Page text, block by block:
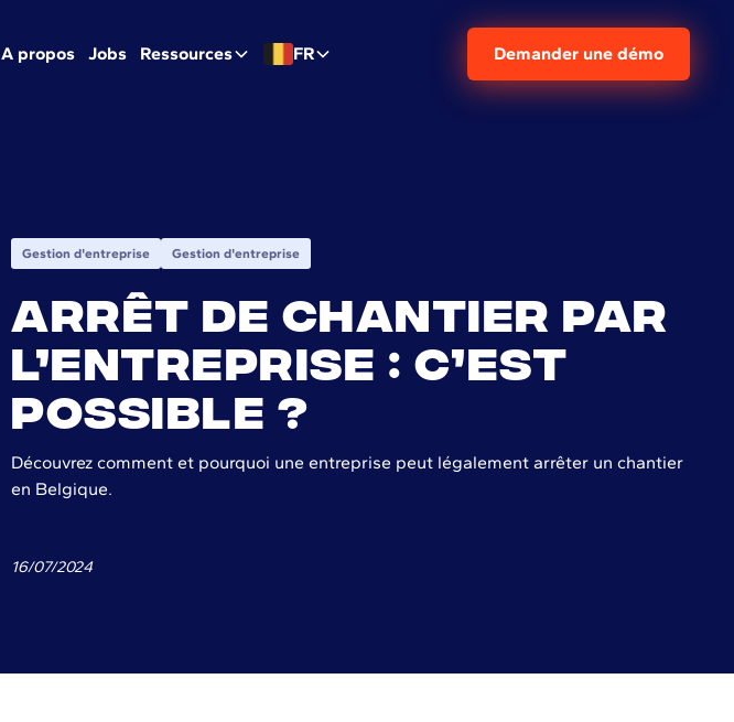
A propos Jobs Ressources FR Demander une démo
Gestion d'entreprise Gestion d'entreprise
Arrêt de chantier par
l’entreprise : c’est
possible ?
Découvrez comment et pourquoi une entreprise peut légalement arrêter un chantier
en Belgique.
16/07/2024